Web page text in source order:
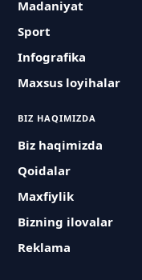
Madaniyat
Sport
Infografika
Maxsus loyihalar
BIZ HAQIMIZDA
Biz haqimizda
Qoidalar
Maxfiylik
Bizning ilovalar
Reklama